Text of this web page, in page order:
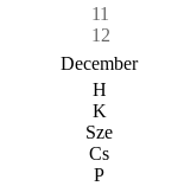
11
12
December
H
K
Sze
Cs
P